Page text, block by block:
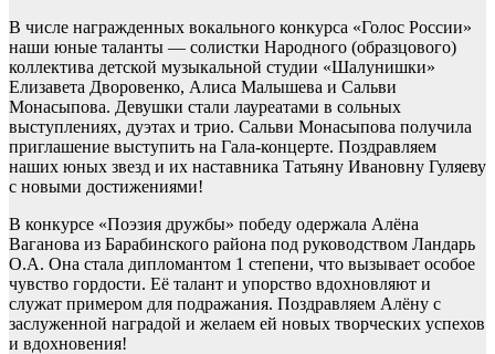
В числе награжденных вокального конкурса «Голос России»
наши юные таланты — солистки Народного (образцового)
коллектива детской музыкальной студии «Шалунишки»
Елизавета Дворовенко, Алиса Малышева и Сальви
Монасыпова. Девушки стали лауреатами в сольных
выступлениях, дуэтах и трио. Сальви Монасыпова получила
приглашение выступить на Гала-концерте. Поздравляем
наших юных звезд и их наставника Татьяну Ивановну Гуляеву
с новыми достижениями!
В конкурсе «Поэзия дружбы» победу одержала Алёна
Ваганова из Барабинского района под руководством Ландарь
О.А. Она стала дипломантом 1 степени, что вызывает особое
чувство гордости. Её талант и упорство вдохновляют и
служат примером для подражания. Поздравляем Алёну с
заслуженной наградой и желаем ей новых творческих успехов
и вдохновения!